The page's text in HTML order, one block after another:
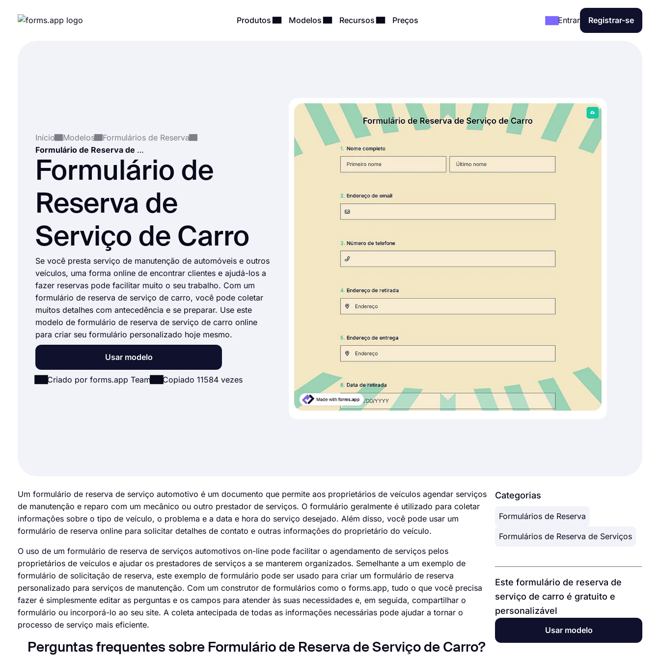
Produtos Modelos Recursos Preços Entrar Registrar-se
Início Modelos
Formulários de Reserva
Formulário de Reserva de Serviço de Carro
Formulário de
Reserva de
Serviço de Carro
Se você presta serviço de manutenção de automóveis e outros
veículos, uma forma online de encontrar clientes e ajudá-los a
fazer reservas pode facilitar muito o seu trabalho. Com um
formulário de reserva de serviço de carro, você pode coletar
muitos detalhes com antecedência e se preparar. Use este
modelo de formulário de reserva de serviço de carro online
para criar seu formulário personalizado hoje mesmo.
Usar modelo
Criado por forms.app Team Copiado 11584 vezes
Um formulário de reserva de serviço automotivo é um documento que permite aos proprietários de veículos agendar serviços
de manutenção e reparo com um mecânico ou outro prestador de serviços. O formulário geralmente é utilizado para coletar
informações sobre o tipo de veículo, o problema e a data e hora do serviço desejado. Além disso, você pode usar um
formulário de reserva online para solicitar detalhes de contato e outras informações do proprietário do veículo.
O uso de um formulário de reserva de serviços automotivos on-line pode facilitar o agendamento de serviços pelos
proprietários de veículos e ajudar os prestadores de serviços a se manterem organizados. Semelhante a um exemplo de
formulário de solicitação de reserva, este exemplo de formulário pode ser usado para criar um formulário de reserva
personalizado para serviços de manutenção. Com um construtor de formulários como o forms.app, tudo o que você precisa
fazer é simplesmente editar as perguntas e os campos para atender às suas necessidades e, em seguida, compartilhar o
formulário ou incorporá-lo ao seu site. A coleta antecipada de todas as informações necessárias pode ajudar a tornar o
processo de serviço mais eficiente.
Perguntas frequentes sobre Formulário de Reserva de Serviço de Carro?
Categorias
Formulários de Reserva
Formulários de Reserva de Serviços
Este formulário de reserva de
serviço de carro é gratuito e
personalizável
Usar modelo